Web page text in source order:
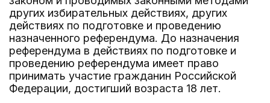
других избирательных действиях, других
действиях по подготовке и проведению
назначенного референдума. До назначения
референдума в действиях по подготовке и
проведению референдума имеет право
принимать участие гражданин Российской
Федерации, достигший возраста 18 лет.